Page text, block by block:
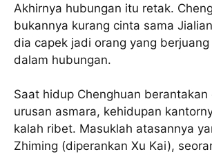
Akhirnya hubungan itu retak.
bukannya kurang cinta sama
dia capek jadi orang yang
dalam hubungan.
Saat hidup Chenghuan
urusan asmara, kehidupan
kalah ribet. Masuklah atasannya
Zhiming (diperankan Xu Kai),